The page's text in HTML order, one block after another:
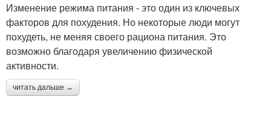
Изменение режима питания - это один из ключевых
факторов для похудения. Но некоторые люди могут
похудеть, не меняя своего рациона питания. Это
возможно благодаря увеличению физической
активности.
читать дальше →